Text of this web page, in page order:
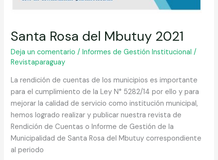
Santa Rosa del Mbutuy 2021
Deja un comentario /Informes de Gestión Institucional /
Revistaparaguay
La rendición de cuentas de los municipios es importante
para el cumplimiento de la Ley N° 5282/14 por ello y para
mejorar la calidad de servicio como institución municipal,
hemos logrado realizar y publicar nuestra revista de
Rendición de Cuentas o Informe de Gestión de la
Municipalidad de Santa Rosa del Mbutuy correspondiente
al periodo